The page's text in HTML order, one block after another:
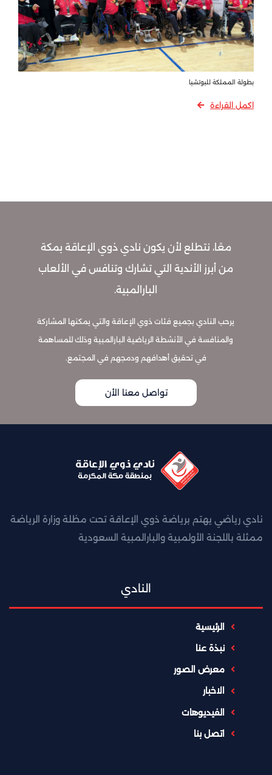
بطولة المملكة للبوتشيا
اكمل القراءة
معًا، نتطلع لأن يكون نادي ذوي الإعاقة بمكة
من أبرز الأندية التي تشارك وتنافس في الألعاب
البارالمبية.
يرحب النادي بجميع فئات ذوي الإعاقة والتي يمكنها المشاركة
والمنافسة في الأنشطة الرياضية البارالمبية وذلك للمساهمة
في تحقيق أهدافهم ودمجهم في المجتمع.
تواصل معنا الأن
نادي رياضي يهتم برياضة ذوي الإعاقة تحت مظلة وزارة الرياضة
ممثلة باللجنة الأولمبية والبارالمبية السعودية
النادي
الرئيسية
نبذة عنا
معرض الصور
الاخبار
الفيديوهات
اتصل بنا